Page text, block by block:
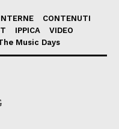
CONTENUTI
IPPICA
VIDEO
Music Days